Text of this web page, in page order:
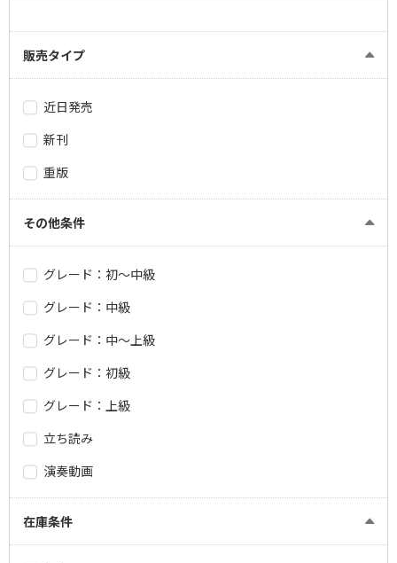
販売タイプ
近日発売
新刊
重版
その他条件
グレード：初～中級
グレード：中級
グレード：中～上級
グレード：初級
グレード：上級
立ち読み
演奏動画
在庫条件